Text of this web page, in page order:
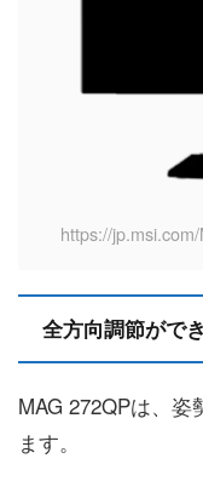
https://
全方向調節がで
MAG 272QPは、
ます。